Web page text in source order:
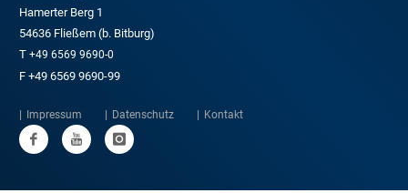
Hamerter Berg 1
54636 Fließem (b. Bitburg)
T +49 6569 9690-0
F +49 6569 9690-99
Impressum Datenschutz Kontakt